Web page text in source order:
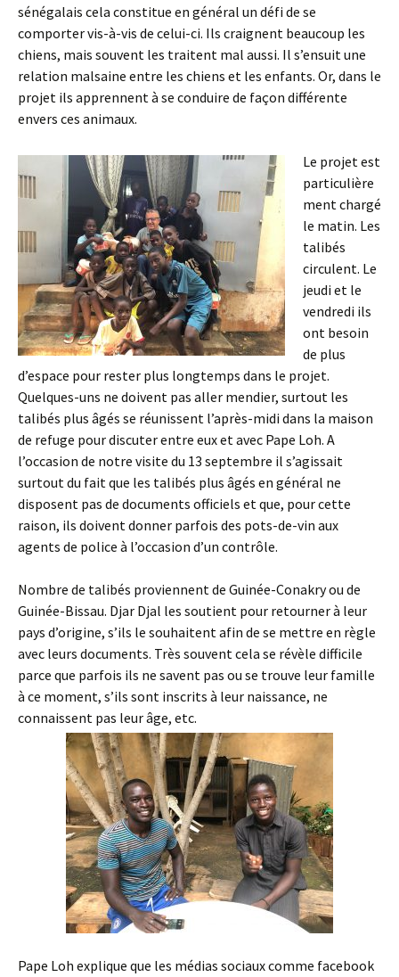
sénégalais cela constitue en général un défi de se
comporter vis-à-vis de celui-ci. Ils craignent beaucoup les
chiens, mais souvent les traitent mal aussi. Il s’ensuit une
relation malsaine entre les chiens et les enfants. Or, dans le
projet ils apprennent à se conduire de façon différente
envers ces animaux.
Le projet est
particulière
ment chargé
le matin. Les
talibés
circulent. Le
jeudi et le
vendredi ils
ont besoin
de plus
d’espace pour rester plus longtemps dans le projet.
Quelques-uns ne doivent pas aller mendier, surtout les
talibés plus âgés se réunissent l’après-midi dans la maison
de refuge pour discuter entre eux et avec Pape Loh. A
l’occasion de notre visite du 13 septembre il s’agissait
surtout du fait que les talibés plus âgés en général ne
disposent pas de documents officiels et que, pour cette
raison, ils doivent donner parfois des pots-de-vin aux
agents de police à l’occasion d’un contrôle.
Nombre de talibés proviennent de Guinée-Conakry ou de
Guinée-Bissau. Djar Djal les soutient pour retourner à leur
pays d’origine, s’ils le souhaitent afin de se mettre en règle
avec leurs documents. Très souvent cela se révèle difficile
parce que parfois ils ne savent pas ou se trouve leur famille
à ce moment, s’ils sont inscrits à leur naissance, ne
connaissent pas leur âge, etc.
Pape Loh explique que les médias sociaux comme facebook